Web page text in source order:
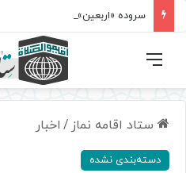
فهرست
ستاد اقامه نماز / اخبار
دسته‌بندی نشده